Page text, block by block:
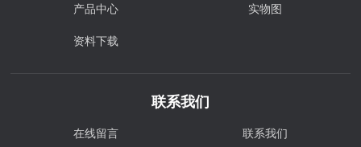
产品中心 实物图
资料下载
联系我们
在线留言 联系我们